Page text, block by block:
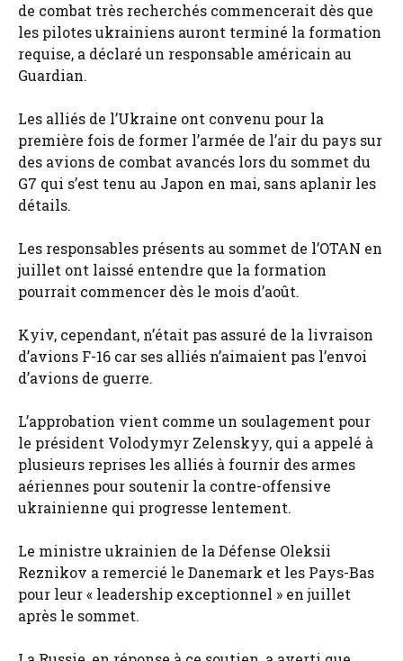
de combat très recherchés commencerait dès que
les pilotes ukrainiens auront terminé la formation
requise, a déclaré un responsable américain au
Guardian.
Les alliés de l’Ukraine ont convenu pour la
première fois de former l’armée de l’air du pays sur
des avions de combat avancés lors du sommet du
G7 qui s’est tenu au Japon en mai, sans aplanir les
détails.
Les responsables présents au sommet de l’OTAN en
juillet ont laissé entendre que la formation
pourrait commencer dès le mois d’août.
Kyiv, cependant, n’était pas assuré de la livraison
d’avions F-16 car ses alliés n’aimaient pas l’envoi
d’avions de guerre.
L’approbation vient comme un soulagement pour
le président Volodymyr Zelenskyy, qui a appelé à
plusieurs reprises les alliés à fournir des armes
aériennes pour soutenir la contre-offensive
ukrainienne qui progresse lentement.
Le ministre ukrainien de la Défense Oleksii
Reznikov a remercié le Danemark et les Pays-Bas
pour leur « leadership exceptionnel » en juillet
après le sommet.